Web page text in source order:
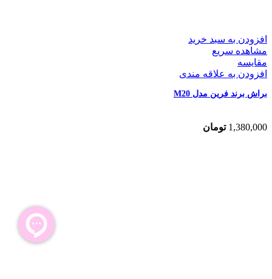
افزودن به سبد خرید
مشاهده سریع
مقایسه
افزودن به علاقه مندی
براش برند فرین مدل M20
1,380,000 تومان